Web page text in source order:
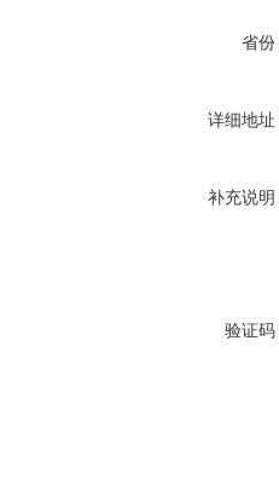
省份
详细地址
补充说明
验证码